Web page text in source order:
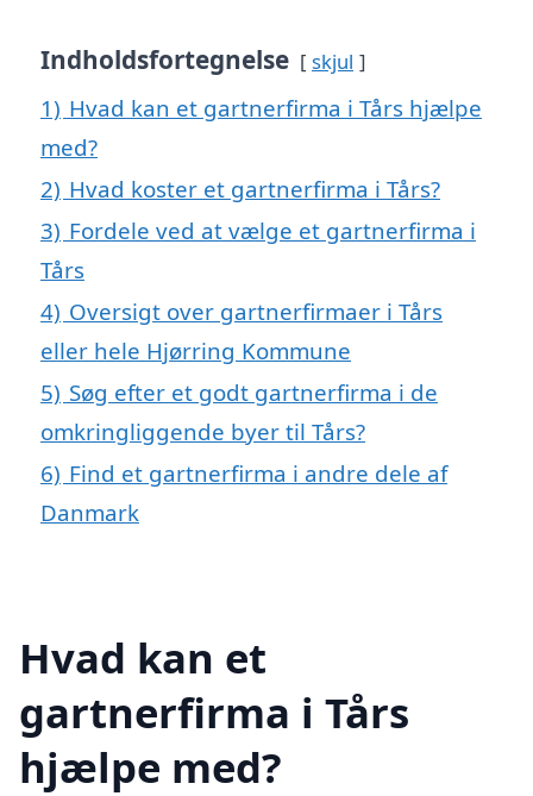
Indholdsfortegnelse skjul
1) Hvad kan et gartnerfirma i Tårs hjælpe
med?
2) Hvad koster et gartnerfirma i Tårs?
3) Fordele ved at vælge et gartnerfirma i
Tårs
4) Oversigt over gartnerfirmaer i Tårs
eller hele Hjørring Kommune
5) Søg efter et godt gartnerfirma i de
omkringliggende byer til Tårs?
6) Find et gartnerfirma i andre dele af
Danmark
Hvad kan et
gartnerfirma i Tårs
hjælpe med?